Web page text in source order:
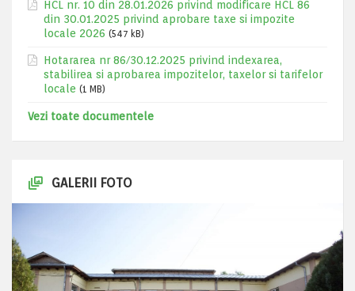
HCL nr. 10 din 28.01.2026 privind modificare HCL 86
din 30.01.2025 privind aprobare taxe si impozite
locale 2026 (547 kB)
Hotararea nr 86/30.12.2025 privind indexarea,
stabilirea si aprobarea impozitelor, taxelor si tarifelor
locale (1 MB)
Vezi toate documentele
GALERII FOTO